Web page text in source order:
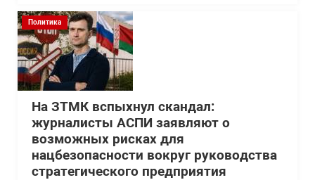
Политика
На ЗТМК вспыхнул скандал:
журналисты АСПИ заявляют о
возможных рисках для
нацбезопасности вокруг руководства
стратегического предприятия